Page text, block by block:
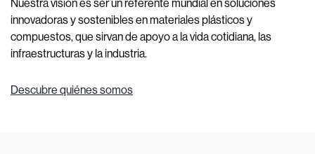
Nuestra visión es ser un referente mundial en soluciones
innovadoras y sostenibles en materiales plásticos y
compuestos, que sirvan de apoyo a la vida cotidiana, las
infraestructuras y la industria.
Descubre quiénes somos